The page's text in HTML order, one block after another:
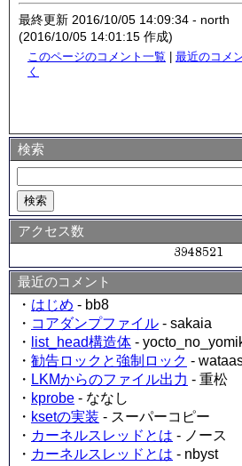
最終更新 2016/10/05 14:09:34 - north
(2016/10/05 14:01:15 作成)
このページのコメント一覧 最近のコメ
く
検索
アクセス数
最近のコメント
・ はじめ - bb8
・ コアダンプファイル - sakaia
・
list_head構造体 -
・ 勧告ロックと強制ロック -
・ LKMからのファイル出力 - 重松
・ kprobe - ななし
・ ksetの実装 - スーパーコピー
・ カーネルスレッドとは - ノース
・ カーネルスレッドとは - nbyst